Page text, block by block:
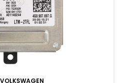
VOLKSWAGEN